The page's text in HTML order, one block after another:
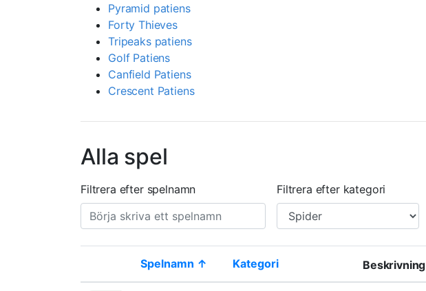
Pyramid patiens
Forty Thieves
Tripeaks patiens
Golf Patiens
Canfield Patiens
Crescent Patiens
Alla spel
Filtrera efter spelnamn Filtrera efter kategori
Thumbnail
Spelnamn ↑ Kategori Beskrivning